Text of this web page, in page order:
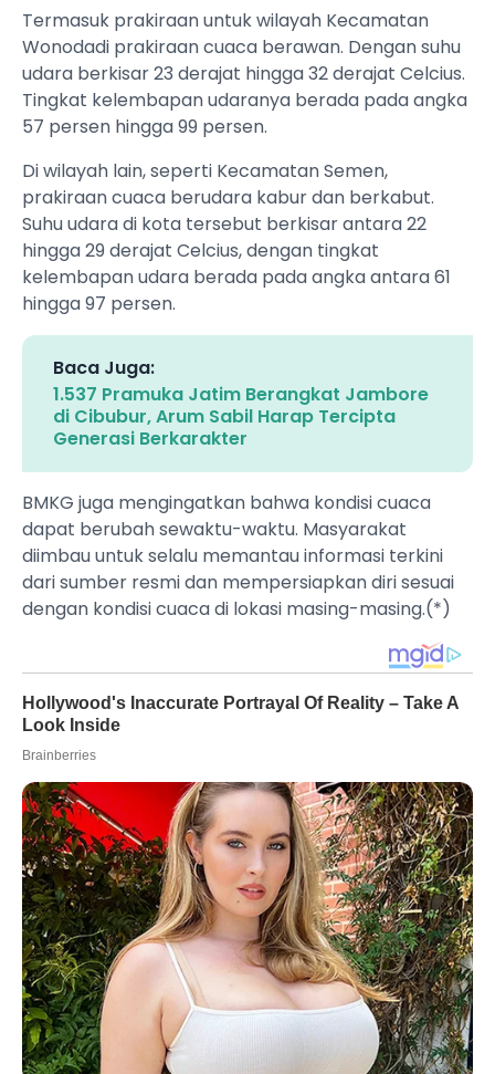
Termasuk prakiraan untuk wilayah Kecamatan
Wonodadi prakiraan cuaca berawan. Dengan suhu
udara berkisar 23 derajat hingga 32 derajat Celcius.
Tingkat kelembapan udaranya berada pada angka
57 persen hingga 99 persen.
Di wilayah lain, seperti Kecamatan Semen,
prakiraan cuaca berudara kabur dan berkabut.
Suhu udara di kota tersebut berkisar antara 22
hingga 29 derajat Celcius, dengan tingkat
kelembapan udara berada pada angka antara 61
hingga 97 persen.
Baca Juga:
1.537 Pramuka Jatim Berangkat Jambore
di Cibubur, Arum Sabil Harap Tercipta
Generasi Berkarakter
BMKG juga mengingatkan bahwa kondisi cuaca
dapat berubah sewaktu-waktu. Masyarakat
diimbau untuk selalu memantau informasi terkini
dari sumber resmi dan mempersiapkan diri sesuai
dengan kondisi cuaca di lokasi masing-masing.(*)